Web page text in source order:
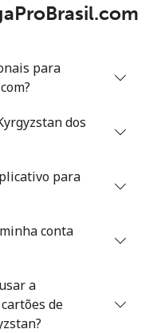
9 min por
-
para
dos
para
conta
a
de